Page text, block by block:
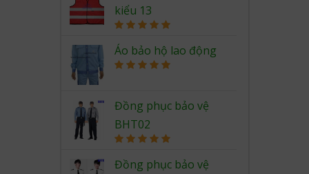
kiểu 13
out of 5
Áo bảo hộ lao động
Đồng phục bảo vệ
BHT02
out of 5
Đồng phục bảo vệ